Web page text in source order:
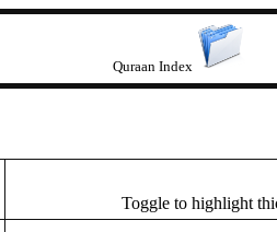
Quraan Index
Toggle to highlight